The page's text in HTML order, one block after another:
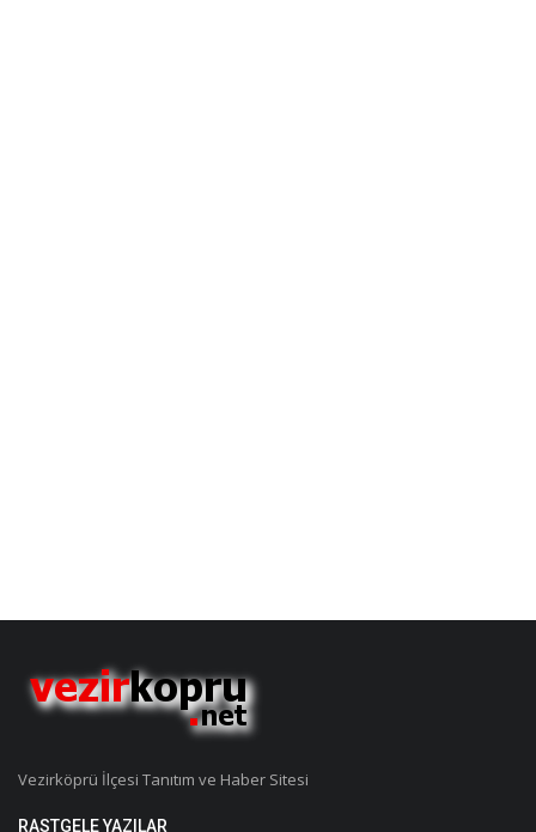
Vezirköprü İlçesi Tanıtım ve Haber Sitesi
RASTGELE YAZILAR